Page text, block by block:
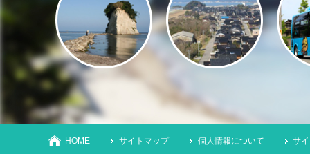
HOME サイトマップ 個人情報について サ